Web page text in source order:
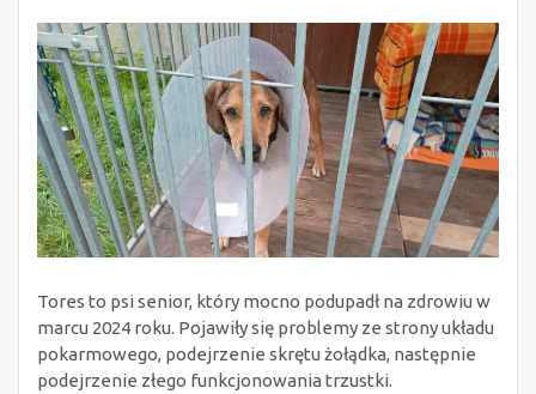
Tores to psi senior, który mocno podupadł na zdrowiu w
marcu 2024 roku. Pojawiły się problemy ze strony układu
pokarmowego, podejrzenie skrętu żołądka, następnie
podejrzenie złego funkcjonowania trzustki.